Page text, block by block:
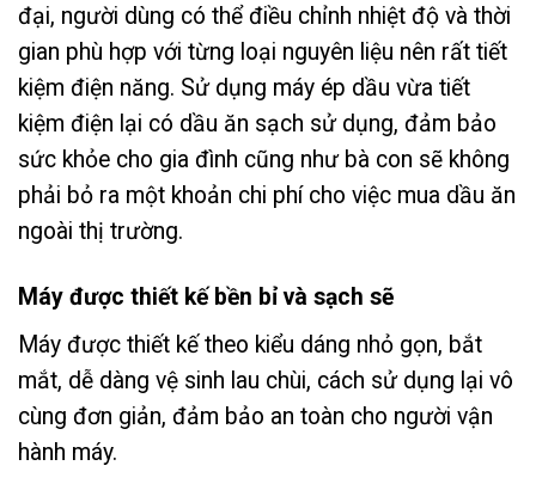
đại, người dùng có thể điều chỉnh nhiệt độ và thời
gian phù hợp với từng loại nguyên liệu nên rất tiết
kiệm điện năng. Sử dụng máy ép dầu vừa tiết
kiệm điện lại có dầu ăn sạch sử dụng, đảm bảo
sức khỏe cho gia đình cũng như bà con sẽ không
phải bỏ ra một khoản chi phí cho việc mua dầu ăn
ngoài thị trường.
Máy được thiết kế bền bỉ và sạch sẽ
Máy được thiết kế theo kiểu dáng nhỏ gọn, bắt
mắt, dễ dàng vệ sinh lau chùi, cách sử dụng lại vô
cùng đơn giản, đảm bảo an toàn cho người vận
hành máy.